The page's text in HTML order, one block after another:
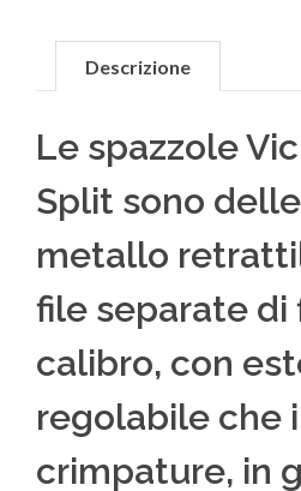
Descrizione
Le spazzole
Split sono
metallo
file separate di
calibro, con
regolabile che
crimpature, in